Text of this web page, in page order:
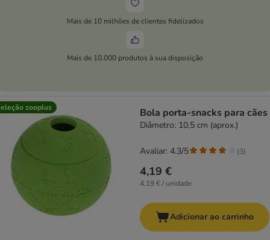
Mais de 10 milhões de clientes fidelizados
Mais de 10.000 produtos à sua disposição
zooplus Bola porta-snacks para cães
Diâmetro: 10,5 cm (aprox.)
4,19 €
4,19 € / unidade
Avaliar: 4.3/5 (3)
Adicionar ao carrinho